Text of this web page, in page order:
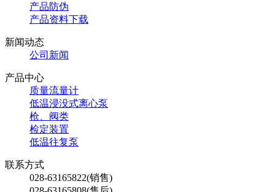
产品防伪
产品资料下载
新闻动态
公司新闻
产品中心
质量流量计
低温浸没式离心泵
枪、阀类
检定装置
低温往复泵
联系方式
028-63165822(销售)